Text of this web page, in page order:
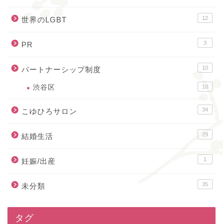
世界のLGBT 12
PR 3
パートナーシップ制度 10
渋谷区 10
こゆひろサロン 34
結婚生活 29
妊娠/出産 1
未分類 35
タグ